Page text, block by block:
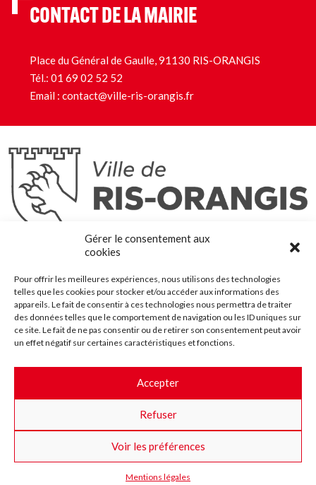
Gérer le consentement aux
cookies
Pour offrir les meilleures expériences, nous utilisons des technologies
telles que les cookies pour stocker et/ou accéder aux informations des
appareils. Le fait de consentir à ces technologies nous permettra de traiter
des données telles que le comportement de navigation ou les ID uniques sur
ce site. Le fait de ne pas consentir ou de retirer son consentement peut avoir
un effet négatif sur certaines caractéristiques et fonctions.
Accepter
Refuser
Voir les préférences
Mentions légales
CONTACT DE LA MAIRIE
Place du Général de Gaulle, 91130 RIS-ORANGIS
Tél.: 01 69 02 52 52
Email : contact@ville-ris-orangis.fr
Ris-Orangis
@2022 — Tous droits réservés
Plan du site
Contact
Accessibilité
Crédits
Les marchés publics
Suggestions & Améliorations
Facebook
InstaTwitterYoutube